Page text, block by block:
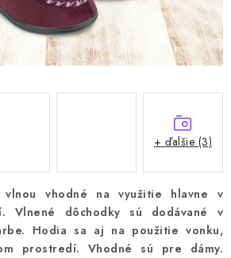
vlnou vhodné na využitie hlavne v
Vlnené dôchodky sú dodávané v
Hodia sa aj na použitie vonku,
prostredí. Vhodné sú pre dámy.
+ ďalšie (3)